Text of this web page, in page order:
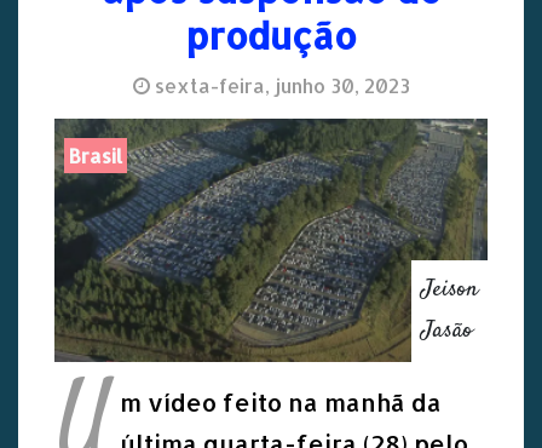
produção
sexta-feira, junho 30, 2023
Brasil
Jeison
Jasão
m vídeo feito na manhã da